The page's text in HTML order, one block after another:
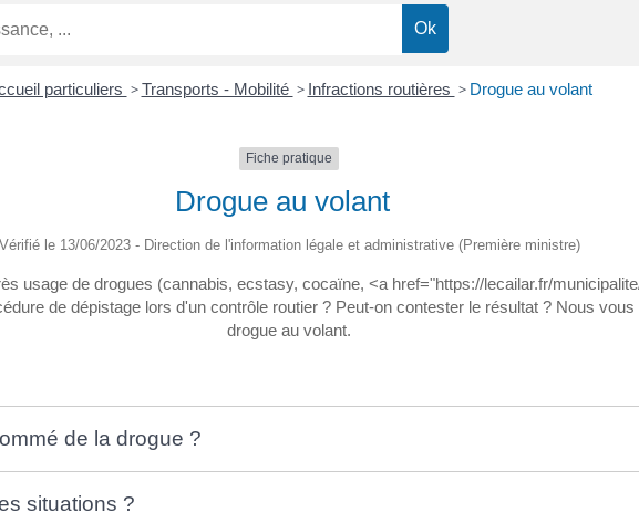
particuliers > Transports - Mobilité > Infractions routières > Drogue au volant
Fiche pratique
Drogue au volant
Vérifié le 13/06/2023 - Direction de l'information légale et administrative (Première ministre)
usage de drogues (cannabis, ecstasy, cocaïne, <a href="https://lecailar.fr/
de dépistage lors d'un contrôle routier ? Peut-on contester le résultat ? Nous
drogue au volant.
de la drogue ?
situations ?